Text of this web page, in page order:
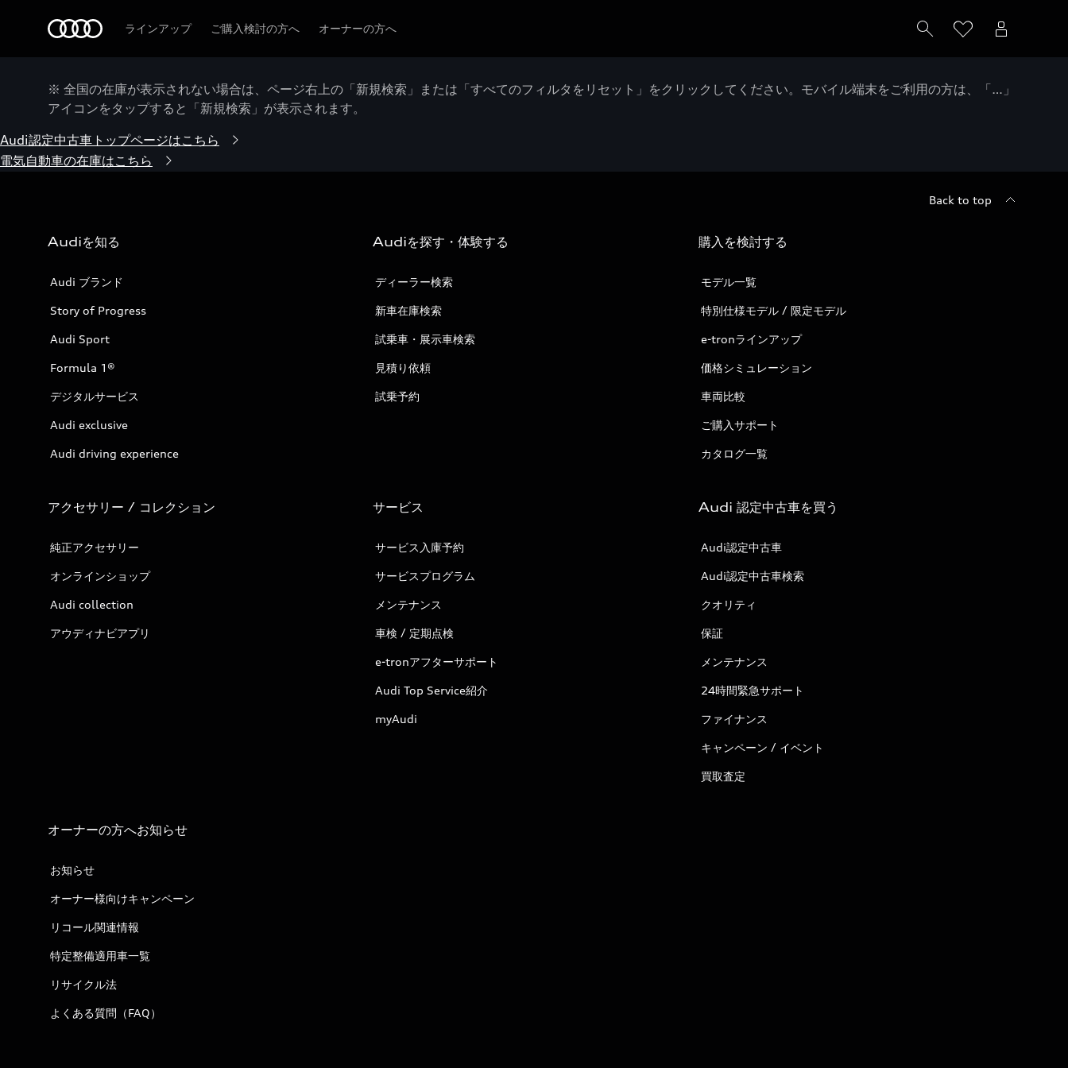
ラインアップ ご購入検討の方へ オーナーの方へ
※ 全国の在庫が表示されない場合は、ページ右上の「新規検索」または「すべてのフィルタをリセット」をクリックしてください。モバイル端末をご利用の方は、「…」
アイコンをタップすると「新規検索」が表示されます。
Audi認定中古車トップページはこちら
電気自動車の在庫はこちら
Back to top
Audiを知る
Audi ブランド
Story of Progress
Audi Sport
Formula 1®
デジタルサービス
Audi exclusive
Audi driving experience
Audiを探す・体験する
ディーラー検索
新車在庫検索
試乗車・展示車検索
見積り依頼
試乗予約
購入を検討する
モデル一覧
特別仕様モデル / 限定モデル
e-tronラインアップ
価格シミュレーション
車両比較
ご購入サポート
カタログ一覧
アクセサリー / コレクション
純正アクセサリー
オンラインショップ
Audi collection
アウディナビアプリ
サービス
サービス入庫予約
サービスプログラム
メンテナンス
車検 / 定期点検
e-tronアフターサポート
Audi Top Service紹介
myAudi
Audi 認定中古車を買う
Audi認定中古車
Audi認定中古車検索
クオリティ
保証
メンテナンス
24時間緊急サポート
ファイナンス
キャンペーン / イベント
買取査定
オーナーの方へお知らせ
お知らせ
オーナー様向けキャンペーン
リコール関連情報
特定整備適用車一覧
リサイクル法
よくある質問（FAQ）